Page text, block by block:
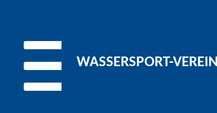
WASSERSPORT-